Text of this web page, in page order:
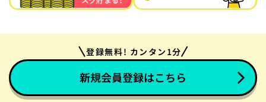
登録無料! カンタン1分
新規会員登録はこちら